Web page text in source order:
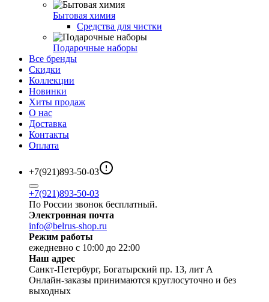
Бытовая химия
Средства для чистки
Подарочные наборы
Все бренды
Скидки
Коллекции
Новинки
Хиты продаж
О нас
Доставка
Контакты
Оплата
+7(921)893-50-03
+7(921)893-50-03
По России звонок бесплатный.
Электронная почта
info@belrus-shop.ru
Режим работы
ежедневно с 10:00 до 22:00
Наш адрес
Санкт-Петербург, Богатырский пр. 13, лит А
Онлайн-заказы принимаются круглосуточно и без
выходных